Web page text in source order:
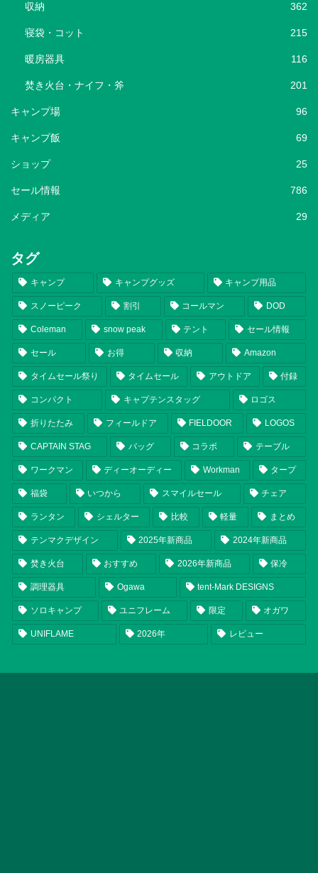
収納 362
寝袋・コット 215
暖房器具 116
焚き火台・ナイフ・斧 201
キャンプ場 96
キャンプ飯 69
ショップ 25
セール情報 786
メディア 29
タグ
キャンプ キャンプグッズ キャンプ用品
スノーピーク 割引 コールマン DOD
Coleman snow peak テント セール情報
セール お得 収納 Amazon
タイムセール祭り タイムセール アウトドア 付録
コンパクト キャプテンスタッグ ロゴス
折りたたみ フィールドア FIELDOOR LOGOS
CAPTAIN STAG バッグ コラボ テーブル
ワークマン ディーオーディー Workman タープ
福袋 いつから スマイルセール チェア
ランタン シェルター 比較 軽量 まとめ
テンマクデザイン 2025年新商品 2024年新商品
焚き火台 おすすめ 2026年新商品 保冷
調理器具 Ogawa tent-Mark DESIGNS
ソロキャンプ ユニフレーム 限定 オガワ
UNIFLAME 2026年 レビュー